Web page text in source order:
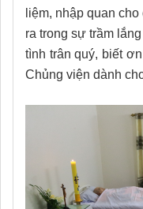
liệm, nhập quan
ra trong sự trầm
tình trân quý, biết
Chủng viện dành